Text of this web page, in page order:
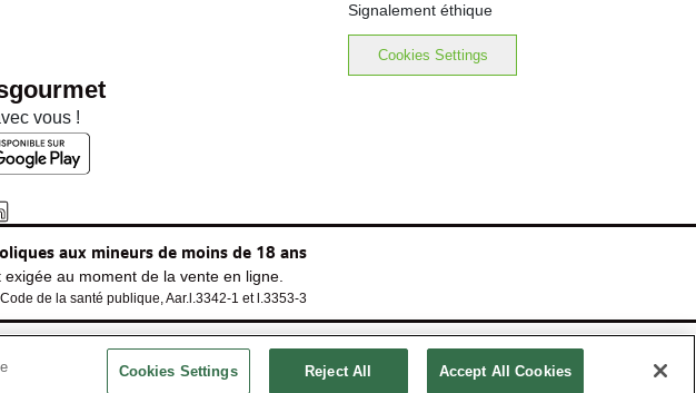
Signalement éthique
Cookies Settings
vous !
aux mineurs de moins de 18 ans
au moment de la vente en ligne.
Code de la santé publique, Aar.l.3342-1 et l.3353-3
réservésCookies Settings Reject All Accept All Cookies